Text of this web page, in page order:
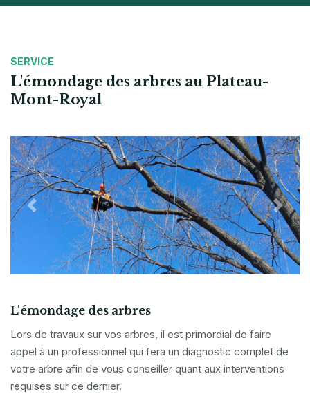
SERVICE
L'émondage des arbres au Plateau-
Mont-Royal
Previous Next
L'émondage des arbres
Lors de travaux sur vos arbres, il est primordial de faire
appel à un professionnel qui fera un diagnostic complet de
votre arbre afin de vous conseiller quant aux interventions
requises sur ce dernier.